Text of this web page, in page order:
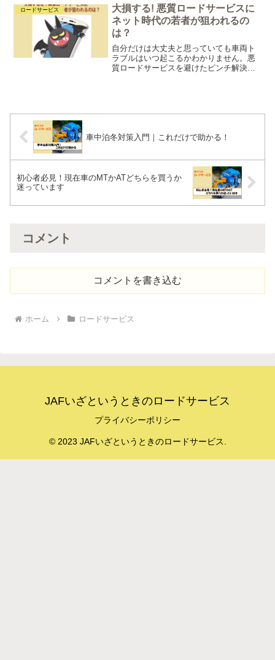
業者に連絡すると、安心する間もなく、
法外な料金を請求され...
ロードサービス
大損する! 悪質ロードサービスに
ネット時代の若者が狙われるの
は？
自分だけは大丈夫と思っていても車両ト
ラブルはいつ起こるかわかりません。悪
質ロードサービスを避けたピンチ解決の
車中泊冬対策入門｜これだけで助かる！
初心者必見！現在車のMTかATどちらを買うか
迷っています
コメント
コメントを書き込む
ホーム ロードサービス
JAFいざというときのロードサービス
プライバシーポリシー
© 2023 JAFいざというときのロードサービス.